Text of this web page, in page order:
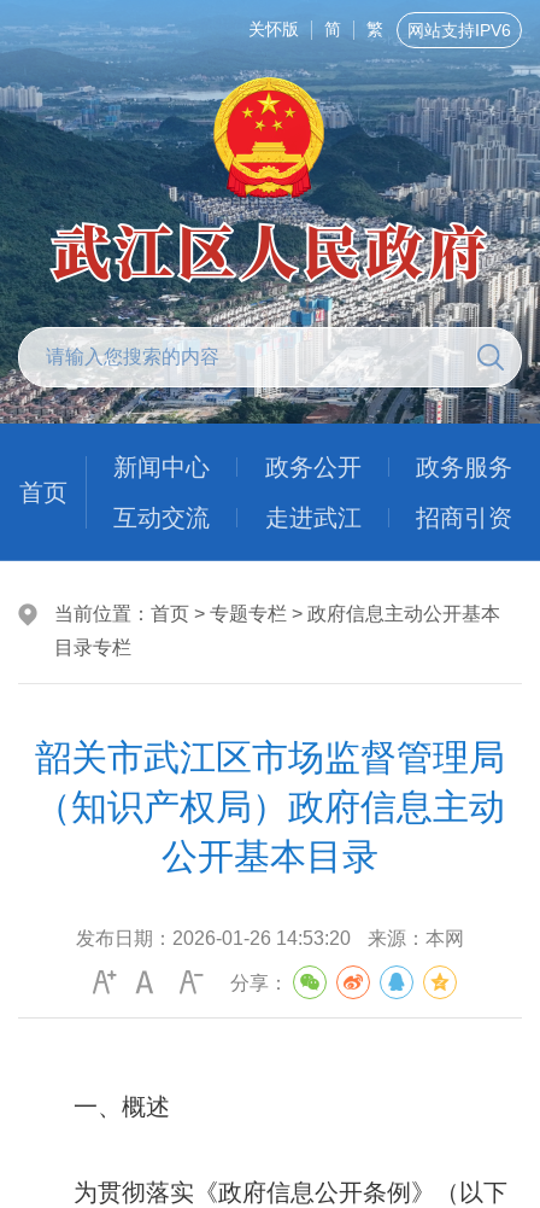
关怀版 简 繁 网站支持IPV6
首页
新闻中心 政务公开
政务服务
互动交流
走进武江 招商引资
当前位置： 首页 > 专题专栏 > 政府信息主动公开基本
目录专栏
韶关市武江区市场监督管理局
（知识产权局）政府信息主动
公开基本目录
发布日期： 2026-01-26 14:53:20 来源： 本网
分享：
一、概述
为贯彻落实《政府信息公开条例》（以下